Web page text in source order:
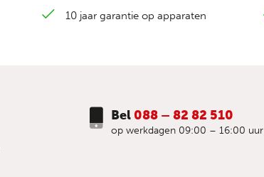
10 jaar garantie op apparaten
Bel 088 – 82 82 510
op werkdagen 09:00 – 16:00 uur